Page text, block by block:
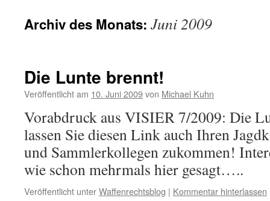
Archiv des Monats: Juni 2009
Die Lunte brennt!
Veröffentlicht am 10. Juni 2009von Michael Kuhn
Vorabdruck aus VISIER 7/2009: Die
lassen Sie diesen Link auch Ihren
und Sammlerkollegen zukommen!
wie schon mehrmals hier gesagt…..
Veröffentlicht unterWaffenrechtsblog | Kommentar hinterlassen